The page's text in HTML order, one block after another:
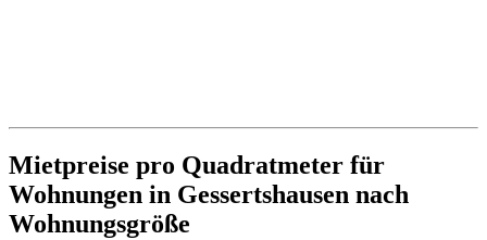
Mietpreise pro Quadratmeter für
Wohnungen in Gessertshausen nach
Wohnungsgröße